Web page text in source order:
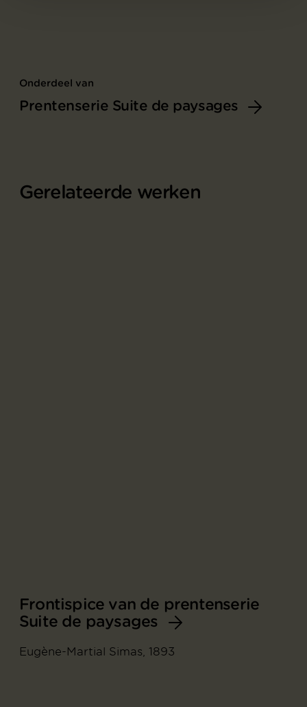
Onderdeel van
Prentenserie Suite de paysages
Gerelateerde werken
Frontispice van de prentenserie
Suite de paysages
Eugène-Martial Simas, 1893